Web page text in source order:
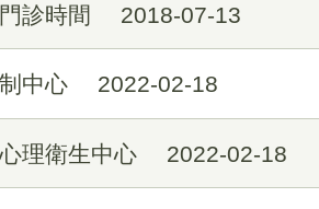
診時間 2018-07-13
中心 2022-02-18
理衛生中心 2022-02-18